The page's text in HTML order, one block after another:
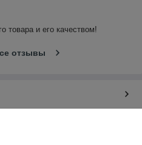
товара и его качеством!
отзывы